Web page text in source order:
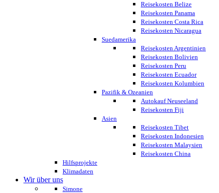
Reisekosten Belize
Reisekosten Panama
Reisekosten Costa Rica
Reisekosten Nicaragua
Suedamerika
Reisekosten Argentinien
Reisekosten Bolivien
Reisekosten Peru
Reisekosten Ecuador
Reisekosten Kolumbien
Pazifik & Ozeanien
Autokauf Neuseeland
Reisekosten Fiji
Asien
Reisekosten Tibet
Reisekosten Indonesien
Reisekosten Malaysien
Reisekosten China
Hilfsprojekte
Klimadaten
Wir über uns
Simone